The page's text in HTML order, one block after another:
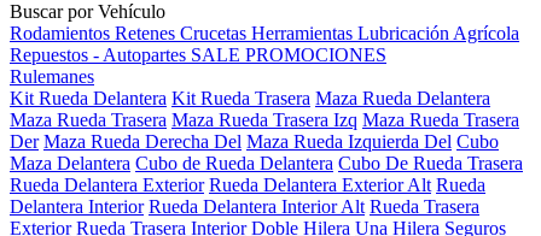
Buscar por Vehículo
Rodamientos Retenes Crucetas Herramientas Lubricación Agrícola
Repuestos - Autopartes SALE PROMOCIONES
Rulemanes
Kit Rueda Delantera Kit Rueda Trasera Maza Rueda Delantera
Maza Rueda Trasera Maza Rueda Trasera Izq Maza Rueda Trasera
Der Maza Rueda Derecha Del Maza Rueda Izquierda Del Cubo
Maza Delantera Cubo de Rueda Delantera Cubo De Rueda Trasera
Rueda Delantera Exterior Rueda Delantera Exterior Alt Rueda
Delantera Interior Rueda Delantera Interior Alt Rueda Trasera
Exterior Rueda Trasera Interior Doble Hilera Una Hilera Seguros